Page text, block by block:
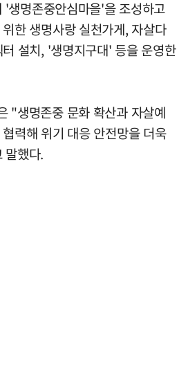
생명존중안심마을'을 조성하고
한 생명사랑 실천가게, 자살다
설치, '생명지구대' 등을 운영한
"생명존중 문화 확산과 자살예
력해 위기 대응 안전망을 더욱
말했다.